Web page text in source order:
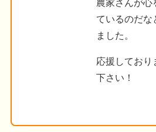
農家さんが心
ているのだな
ました。
応援しており
下さい！